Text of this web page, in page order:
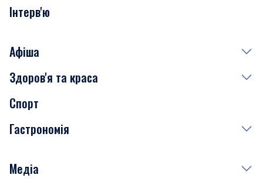
Інтерв'ю
Афіша
Сьогодні
Завтра
Субота
Здоров'я та краса
Медицина
Краса
Спорт
Гастрономія
Рецепти
Медіа